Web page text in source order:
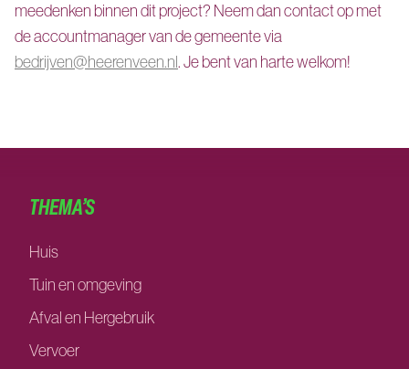
meedenken binnen dit project? Neem dan contact op met
de accountmanager van de gemeente via
bedrijven@heerenveen.nl. Je bent van harte welkom!
THEMA’S
Huis
Tuin en omgeving
Afval en Hergebruik
Vervoer